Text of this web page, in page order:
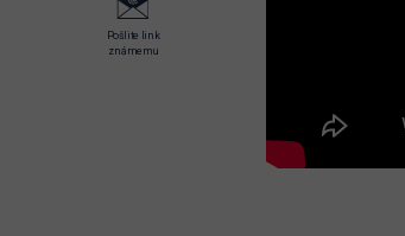
Pošlite link
známemu